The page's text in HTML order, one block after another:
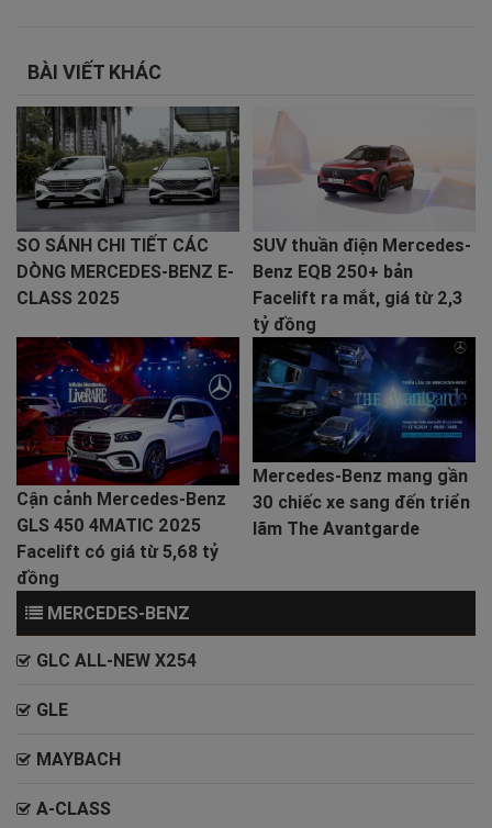
BÀI VIẾT KHÁC
SO SÁNH CHI TIẾT CÁC
DÒNG MERCEDES-BENZ E-
CLASS 2025
SUV thuần điện Mercedes-
Benz EQB 250+ bản
Facelift ra mắt, giá từ 2,3
tỷ đồng
Cận cảnh Mercedes-Benz
GLS 450 4MATIC 2025
Facelift có giá từ 5,68 tỷ
đồng
Mercedes-Benz mang gần
30 chiếc xe sang đến triển
lãm The Avantgarde
MERCEDES-BENZ
GLC ALL-NEW X254
GLE
MAYBACH
A-CLASS